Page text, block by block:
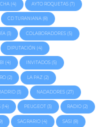
(4) AYTO ROQUETAS (7)
CD TURANIANA (8)
(3) COLABORADORES (5)
DIPUTACIÓN (4)
(4) INVITADOS (5)
(2) LA PAZ (2)
(3) NADADORES (27)
(14) PEUGEOT (3) RADIO (2)
SAGRARIO (4) SASI (8)